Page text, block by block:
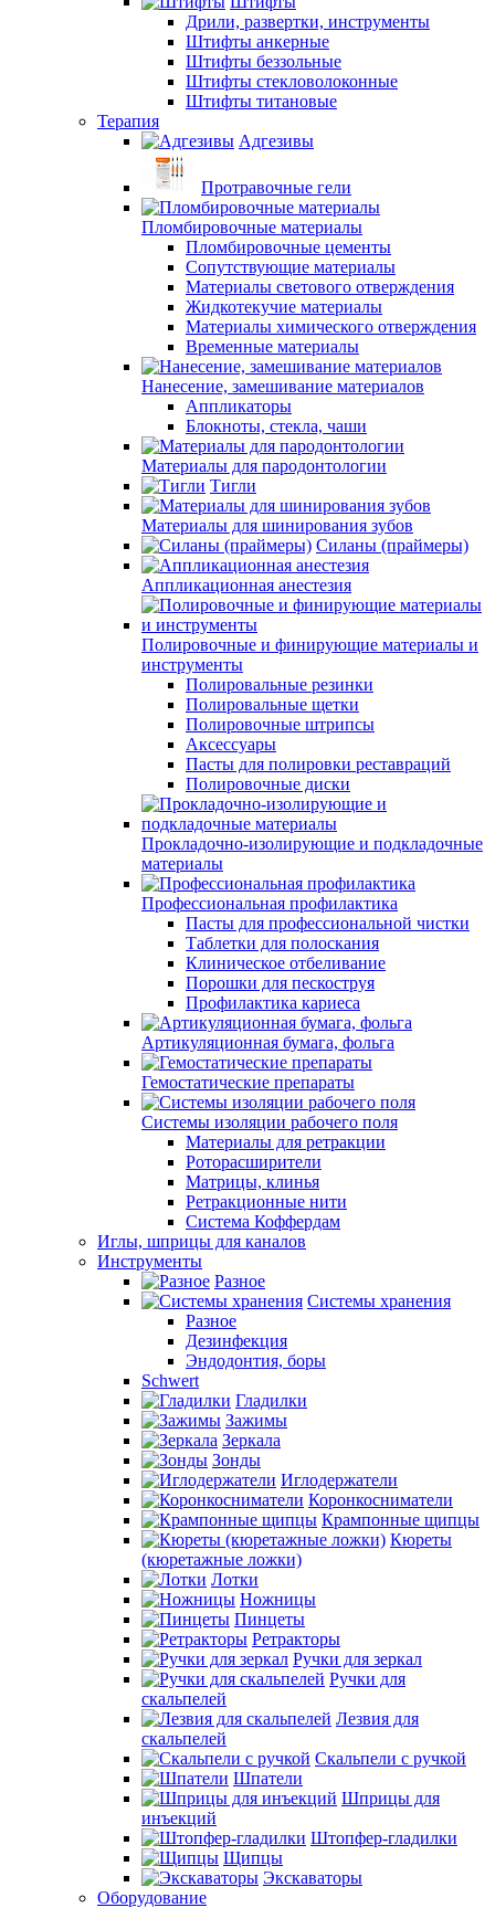
Дрили, развертки, инструменты
Штифты анкерные
Штифты беззольные
Штифты стекловолоконные
Штифты титановые
Терапия
Адгезивы
Протравочные гели
Пломбировочные материалы
Пломбировочные цементы
Сопутствующие материалы
Материалы светового отверждения
Жидкотекучие материалы
Материалы химического отверждения
Временные материалы
Нанесение, замешивание материалов
Аппликаторы
Блокноты, стекла, чаши
Материалы для пародонтологии
Тигли
Материалы для шинирования зубов
Силаны (праймеры)
Аппликационная анестезия
Полировочные и финирующие материалы и
инструменты
Полировальные резинки
Полировальные щетки
Полировочные штрипсы
Аксессуары
Пасты для полировки реставраций
Полировочные диски
Прокладочно-изолирующие и подкладочные
материалы
Профессиональная профилактика
Пасты для профессиональной чистки
Таблетки для полоскания
Клиническое отбеливание
Порошки для пескоструя
Профилактика кариеса
Артикуляционная бумага, фольга
Гемостатические препараты
Системы изоляции рабочего поля
Материалы для ретракции
Роторасширители
Матрицы, клинья
Ретракционные нити
Система Коффердам
Иглы, шприцы для каналов
Инструменты
Разное
Системы хранения
Разное
Дезинфекция
Эндодонтия, боры
Schwert
Гладилки
Зажимы
Зеркала
Зонды
Иглодержатели
Коронкосниматели
Крампонные щипцы
Кюреты
(кюретажные ложки)
Лотки
Ножницы
Пинцеты
Ретракторы
Ручки для зеркал
Ручки для
скальпелей
Лезвия для
скальпелей
Скальпели с ручкой
Шпатели
Шприцы для
инъекций
Штопфер-гладилки
Щипцы
Экскаваторы
Оборудование